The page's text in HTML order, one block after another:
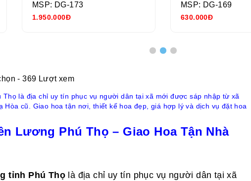
MSP: DG-173
1.950.000Đ
MSP: DG-169
630.000Đ
- 369 Lượt xem
là địa chỉ uy tín phục vụ người dân tại xã mới được sáp nhập từ xã
Hòa cũ. Giao hoa tận nơi, thiết kế hoa đẹp, giá hợp lý và dịch vụ đặt hoa
Lương Phú Thọ – Giao Hoa Tận Nhà
tỉnh Phú Thọ là địa chỉ uy tín phục vụ người dân tại xã